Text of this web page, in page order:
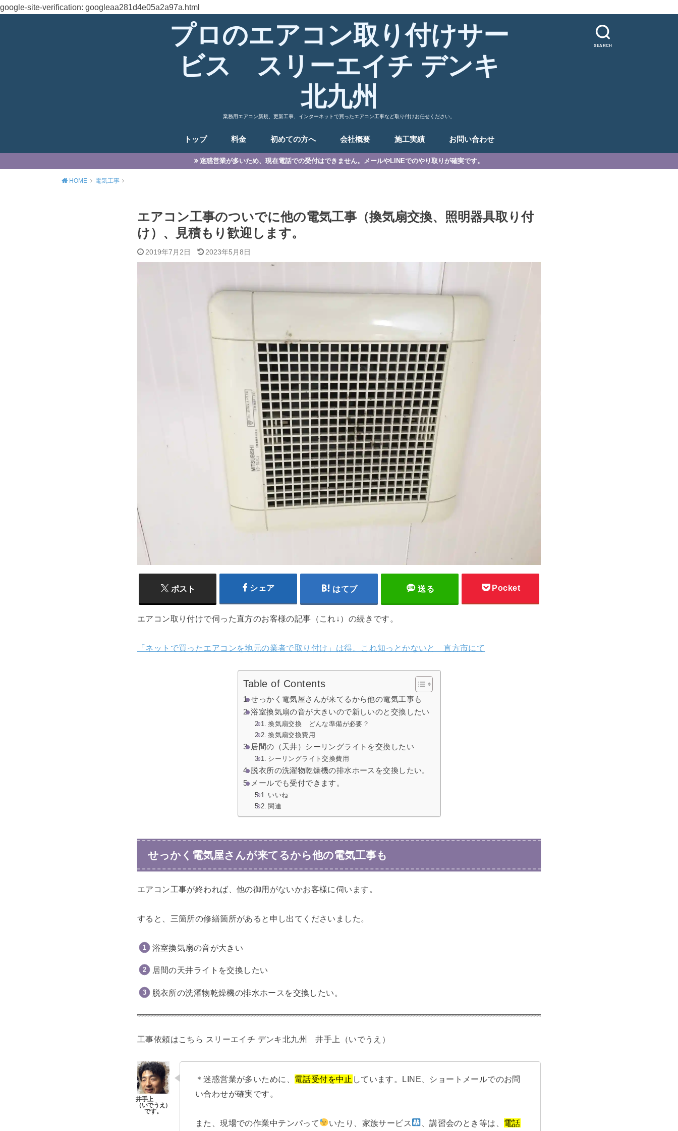
google-site-verification: googleaa281d4e05a2a97a.html
SEARCH
プロのエアコン取り付けサー
ビス スリーエイチ デンキ
北九州
業務用エアコン新規、更新工事、インターネットで買ったエアコン工事など取り付けお任せください。
トップ 料金 初めての方へ 会社概要 施工実績 お問い合わせ
迷惑営業が多いため、現在電話での受付はできません。メールやLINEでのやり取りが確実です。
HOME 電気工事
エアコン工事のついでに他の電気工事（換気扇交換、照明器具取り付
け）、見積もり歓迎します。
2019年7月2日 2023年5月8日
ポスト シェア はてブ 送る Pocket
エアコン取り付けで伺った直方のお客様の記事（これ↓）の続きです。
「ネットで買ったエアコンを地元の業者で取り付け」は得。これ知っとかないと 直方市にて
Table of Contents
せっかく電気屋さんが来てるから他の電気工事も
浴室換気扇の音が大きいので新しいのと交換したい
換気扇交換 どんな準備が必要？
換気扇交換費用
居間の（天井）シーリングライトを交換したい
シーリングライト交換費用
脱衣所の洗濯物乾燥機の排水ホースを交換したい。
メールでも受付できます。
いいね:
関連
せっかく電気屋さんが来てるから他の電気工事も
エアコン工事が終われば、他の御用がないかお客様に伺います。
すると、三箇所の修繕箇所があると申し出てくださいました。
浴室換気扇の音が大きい
居間の天井ライトを交換したい
脱衣所の洗濯物乾燥機の排水ホースを交換したい。
工事依頼はこちら スリーエイチ デンキ北九州 井手上（いでうえ）
＊迷惑営業が多いために、 電話受付を中止 しています。LINE、ショートメールでのお問
い合わせが確実です。
また、現場での作業中テンパって いたり、家族サービス 、講習会のとき等は、 電話